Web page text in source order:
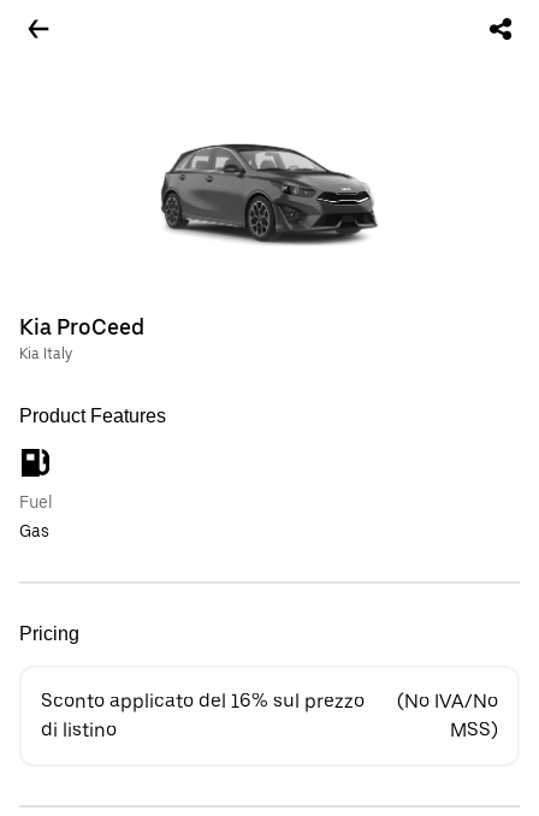
Kia ProCeed
Kia Italy
Product Features
Fuel
Gas
Pricing
Sconto applicato del 16% sul prezzo
di listino
(No IVA/No
MSS)